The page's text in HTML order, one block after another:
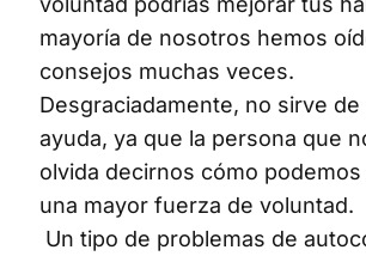
mayoría de nosotros hemos
consejos muchas veces.
Desgraciadamente, no sirve de
ayuda, ya que la persona que
olvida decirnos cómo
una mayor fuerza de voluntad.
Un tipo de problemas de